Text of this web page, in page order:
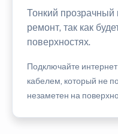
Тонкий
ремонт, так как
поверхностях.
Подключайте
кабелем, который не
незаметен на